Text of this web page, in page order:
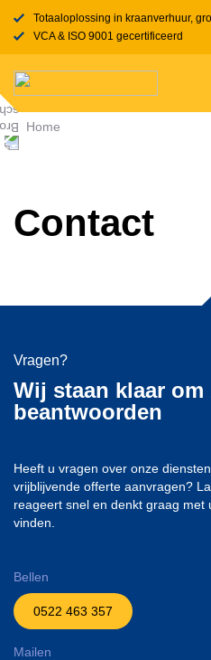
Totaaloplossing in kraanverhuur,
VCA & ISO 9001 gecertificeerd
Home
Contact
Vragen?
Wij staan klaar om
beantwoorden
Heeft u vragen over onze
vrijblijvende offerte aanvragen?
reageert snel en denkt graag
vinden.
Bellen
0522 463 357
Mailen